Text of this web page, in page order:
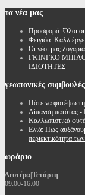
τα νέα μας
Προσφορά: Όλοι οι
Φειγιόα:
Oι νέοι μας
ΓΚΙΝΓΚΟ
ΙΔΙΟΤΗΤΕΣ
γεωπονικές συμβουλές
Πότε να φυτέψω
Λίπανση πατάτας -
Καλλωπιστικά
Ελιά: Πως
περιεκτικότητα
ωράριο
Δευτέρα|Τετάρτη
09:00-16:00